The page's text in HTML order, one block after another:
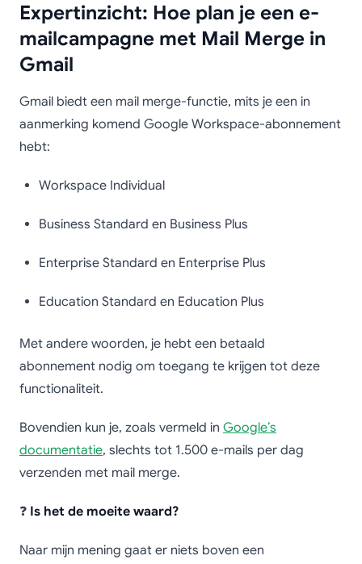
Expertinzicht: Hoe plan je een e-
mailcampagne met Mail Merge in
Gmail
Gmail biedt een mail merge-functie, mits je een in
aanmerking komend Google Workspace-abonnement
hebt:
Workspace Individual
Business Standard en Business Plus
Enterprise Standard en Enterprise Plus
Education Standard en Education Plus
Met andere woorden, je hebt een betaald
abonnement nodig om toegang te krijgen tot deze
functionaliteit.
Bovendien kun je, zoals vermeld in Google’s
documentatie, slechts tot 1.500 e-mails per dag
verzenden met mail merge.
❓ Is het de moeite waard?
Naar mijn mening gaat er niets boven een